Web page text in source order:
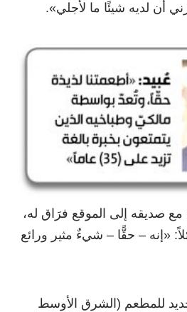
صديقه إلى الموقع فرَاق له،
«إنه – حقًّا – شيءٌ مثير ورائع
للمطعم (الشرق الأوسط